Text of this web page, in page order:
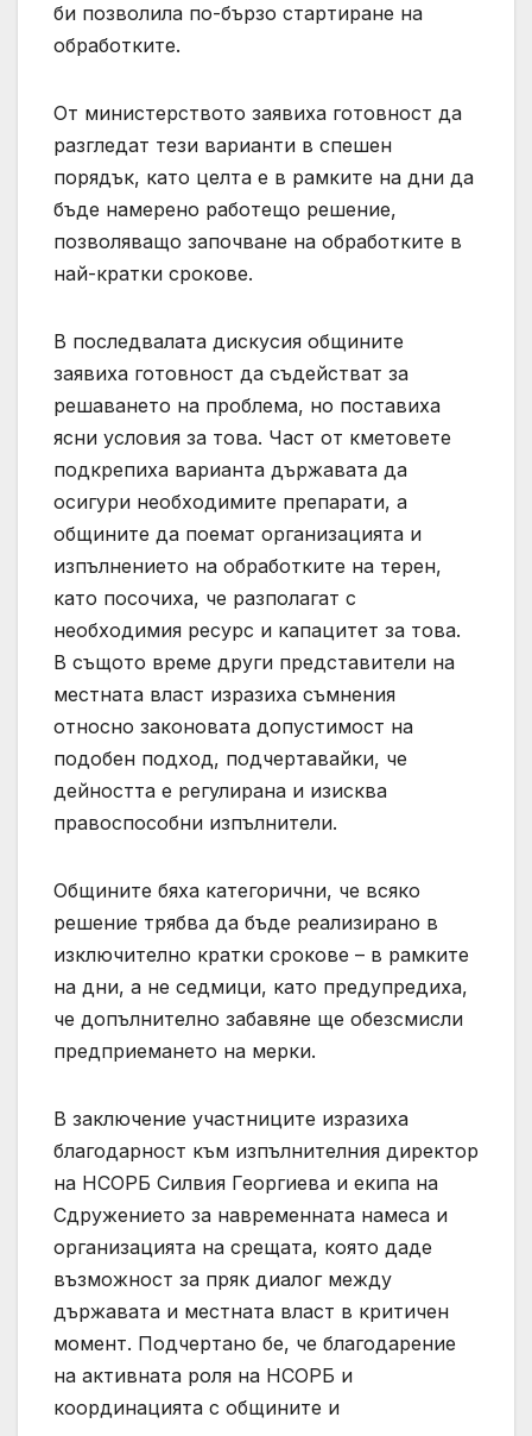
би позволила по-бързо стартиране на
обработките.
От министерството заявиха готовност да
разгледат тези варианти в спешен
порядък, като целта е в рамките на дни да
бъде намерено работещо решение,
позволяващо започване на обработките в
най-кратки срокове.
В последвалата дискусия общините
заявиха готовност да съдействат за
решаването на проблема, но поставиха
ясни условия за това. Част от кметовете
подкрепиха варианта държавата да
осигури необходимите препарати, а
общините да поемат организацията и
изпълнението на обработките на терен,
като посочиха, че разполагат с
необходимия ресурс и капацитет за това.
В същото време други представители на
местната власт изразиха съмнения
относно законовата допустимост на
подобен подход, подчертавайки, че
дейността е регулирана и изисква
правоспособни изпълнители.
Общините бяха категорични, че всяко
решение трябва да бъде реализирано в
изключително кратки срокове – в рамките
на дни, а не седмици, като предупредиха,
че допълнително забавяне ще обезсмисли
предприемането на мерки.
В заключение участниците изразиха
благодарност към изпълнителния директор
на НСОРБ Силвия Георгиева и екипа на
Сдружението за навременната намеса и
организацията на срещата, която даде
възможност за пряк диалог между
държавата и местната власт в критичен
момент. Подчертано бе, че благодарение
на активната роля на НСОРБ и
координацията с общините и